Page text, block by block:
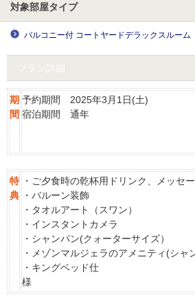
対象部屋タイプ
バルコニー付 コートヤードデラックスルーム
プラン詳細
期
間
予約期間 2025年3月1日(土)
宿泊期間 通年
特
典
・ご夕食時の乾杯用ドリンク、メッセ
・バルーン装飾
・タオルアート（スワン）
・インスタントカメラ
・シャンパン(クォーターサイズ）
・メゾンマルジェラのアメニティ(シ
・キングベッド仕